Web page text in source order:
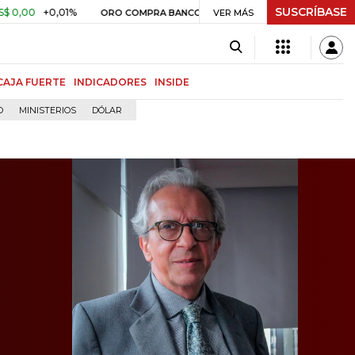
ORO COMPRA BANCO DE LA REPÚBLICA $ 399.745,16 +$
VER MÁS SUSCRÍBASE
FUERTE INDICADORES INSIDE
MINISTERIOS DÓLAR